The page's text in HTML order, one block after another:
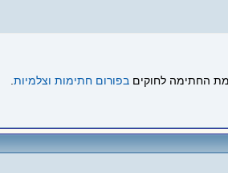
החתימה לחוקים בפורום חתימות וצלמיות.